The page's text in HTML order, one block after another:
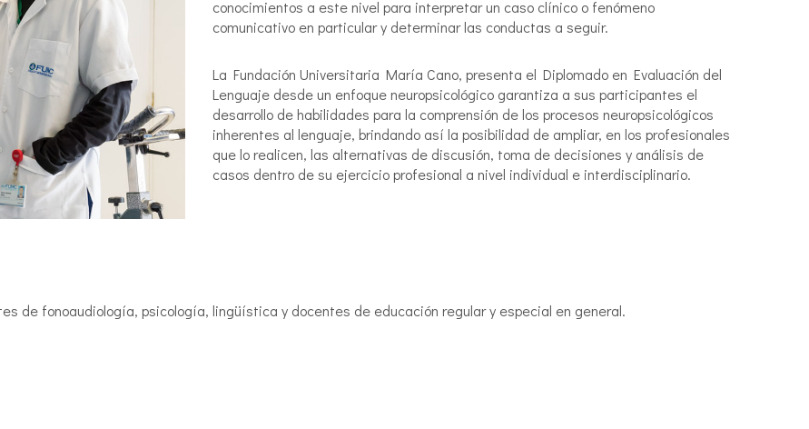
conocimientos a este nivel para interpretar un caso clínico o fenómeno
comunicativo en particular y determinar las conductas a seguir.
La Fundación Universitaria María Cano, presenta el Diplomado en Evaluación del
Lenguaje desde un enfoque neuropsicológico garantiza a sus participantes el
desarrollo de habilidades para la comprensión de los procesos neuropsicológicos
inherentes al lenguaje, brindando así la posibilidad de ampliar, en los profesionales
que lo realicen, las alternativas de discusión, toma de decisiones y análisis de
casos dentro de su ejercicio profesional a nivel individual e interdisciplinario.
de fonoaudiología, psicología, lingüística y docentes de educación regular y especial en general.